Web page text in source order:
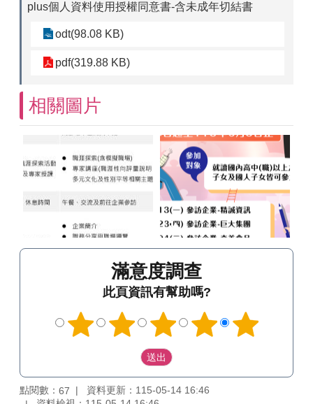
plus個人資料使用授權同意書-含未成年切結書
odt(98.08 KB)
pdf(319.88 KB)
相關圖片
滿意度調查
此頁資訊有幫助嗎?
點閱數： 67
資料更新：115-05-14 16:46